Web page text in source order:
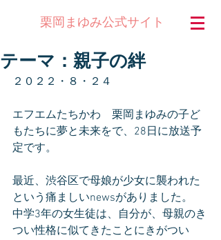
栗岡まゆみ公式サイト
テーマ：親子の絆
２０２２・８・２４
エフエムたちかわ　栗岡まゆみの子ど
もたちに夢と未来をで、28日に放送予
定です。
最近、渋谷区で母娘が少女に襲われた
という痛ましいnewsがありました。
中学3年の女生徒は、自分が、母親のき
つい性格に似てきたことにきがつい